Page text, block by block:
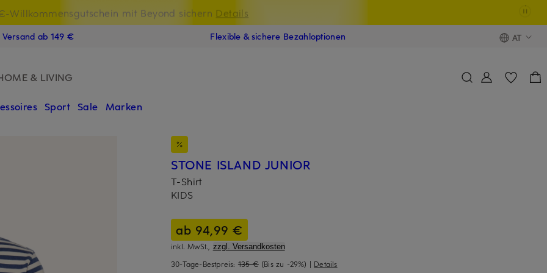
Chance: -15% extra auf Sale LAST15
Willkommensgutschein mit Beyond sichern Details
ab 149 € Flexible & sichere Bezahloptionen AT
& LIVING
Sport Sale Marken
STONE ISLAND JUNIOR
T-Shirt
KIDS
ab 94,99 €
inkl. MwSt., zzgl. Versandkosten
30-Tage-Bestpreis: 135 € (Bis zu -29%) | Details